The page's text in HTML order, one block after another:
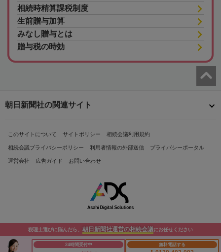
相続時精算課税制度
生前贈与加算
みなし贈与とは
贈与税の時効
税理士選びに悩んだら、 朝日新聞社運営の相続会議にお任せください
24時間受付中 無料電話する
朝日新聞社の関連サイト
このサイトについて サイトポリシー 相続会議利用規約
相続会議プライバシーポリシー 利用者情報の外部送信 プライバシーポータル
運営会社 広告ガイド お問い合わせ
Copyright© The Asahi Shimbun Company. All Rights Reserved.